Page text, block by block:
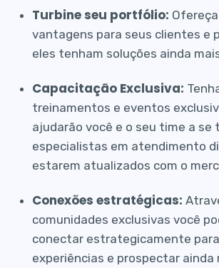
Turbine seu portfólio:
vantagens para seus clientes e
eles tenham soluções ainda
Capacitação Exclusiva:
treinamentos e eventos
ajudarão você e o seu time a se
especialistas em atendimento
estarem atualizados com o
Conexões estratégicas:
comunidades exclusivas você
conectar estrategicamente
experiências e prospectar ainda